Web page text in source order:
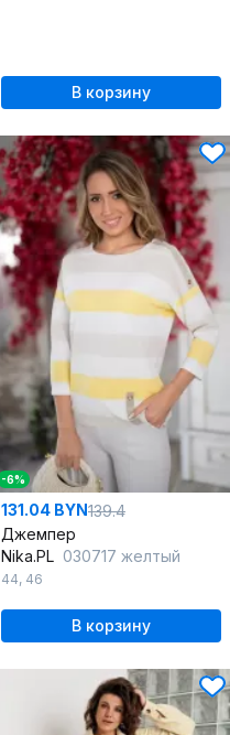
В корзину
-6%
131.04 BYN139.4
Джемпер
Nika.PL 030717 желтый
44, 46
В корзину